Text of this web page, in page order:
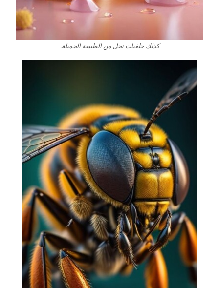
كذلك خلفيات نحل من الطبيعة الجميلة.